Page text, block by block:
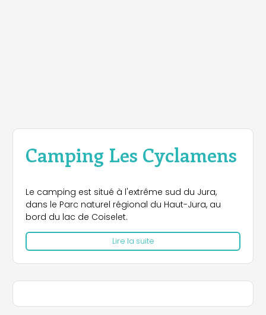
Camping Les Cyclamens
Le camping est situé à l'extrême sud du Jura,
dans le Parc naturel régional du Haut-Jura, au
bord du lac de Coiselet.
Lire la suite